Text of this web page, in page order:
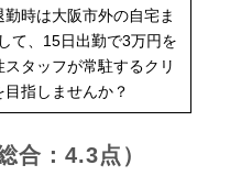
時は大阪市外の自宅ま
て、15日出勤で3万円を
タッフが常駐するクリ
指しませんか？
合：4.3点）